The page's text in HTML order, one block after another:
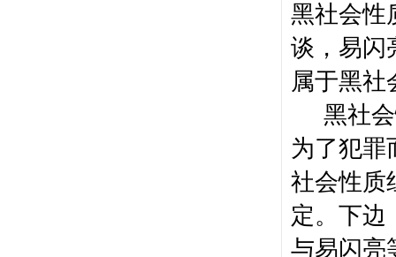
黑社会性
谈，易闪
属于黑社
黑社
为了犯罪
社会性质
定。下边
与易闪亮